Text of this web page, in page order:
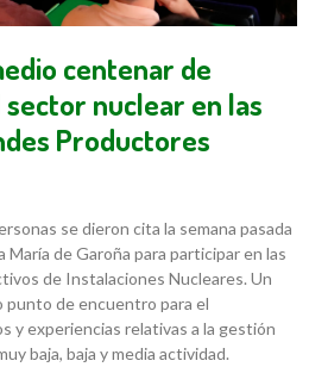
centenar de
nuclear en las
Productores
se dieron cita la semana pasada
de Garoña para participar en las
de Instalaciones Nucleares. Un
punto de encuentro para el
y experiencias relativas a la gestión
baja, baja y media actividad.